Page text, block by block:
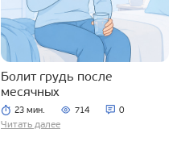
Болит грудь после
месячных
23 мин. 714 0
Читать далее